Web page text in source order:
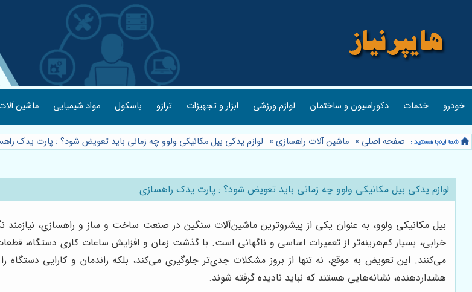
خودرو خدمات دکوراسیون و ساختمان لوازم ورزشی ابزار و تجهیزات ترازو باسکول مواد شیمیایی ماشین
صفحه اصلی » ماشین آلات راهسازی» لوازم یدکی بیل مکانیکی ولوو چه زمانی باید تعویض شود؟ : پارت یدک
لوازم یدکی بیل مکانیکی ولوو چه زمانی باید تعویض شود؟ : پارت یدک راهسازی
بیل مکانیکی ولوو، به عنوان یکی از پیشروترین ماشین‌آلات سنگین در صنعت ساخت و ساز و راهسازی، نیازمند
خرابی، بسیار کم‌هزینه‌تر از تعمیرات اساسی و ناگهانی است. با گذشت زمان و افزایش ساعات کاری دستگاه،
می‌کنند. این تعویض به موقع، نه تنها از بروز مشکلات جدی‌تر جلوگیری می‌کند، بلکه راندمان و کارایی
هشداردهنده، نشانه‌هایی هستند که نباید نادیده گرفته شوند.